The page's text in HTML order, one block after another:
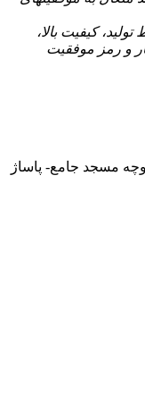
کیفیت بالا،
و رمز موفقیت
مسجد جامع- پاساژ